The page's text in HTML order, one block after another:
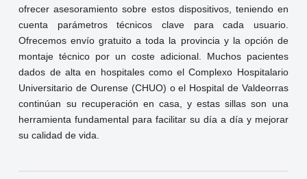
ofrecer asesoramiento sobre estos dispositivos, teniendo en
cuenta parámetros técnicos clave para cada usuario.
Ofrecemos envío gratuito a toda la provincia y la opción de
montaje técnico por un coste adicional. Muchos pacientes
dados de alta en hospitales como el Complexo Hospitalario
Universitario de Ourense (CHUO) o el Hospital de Valdeorras
continúan su recuperación en casa, y estas sillas son una
herramienta fundamental para facilitar su día a día y mejorar
su calidad de vida.